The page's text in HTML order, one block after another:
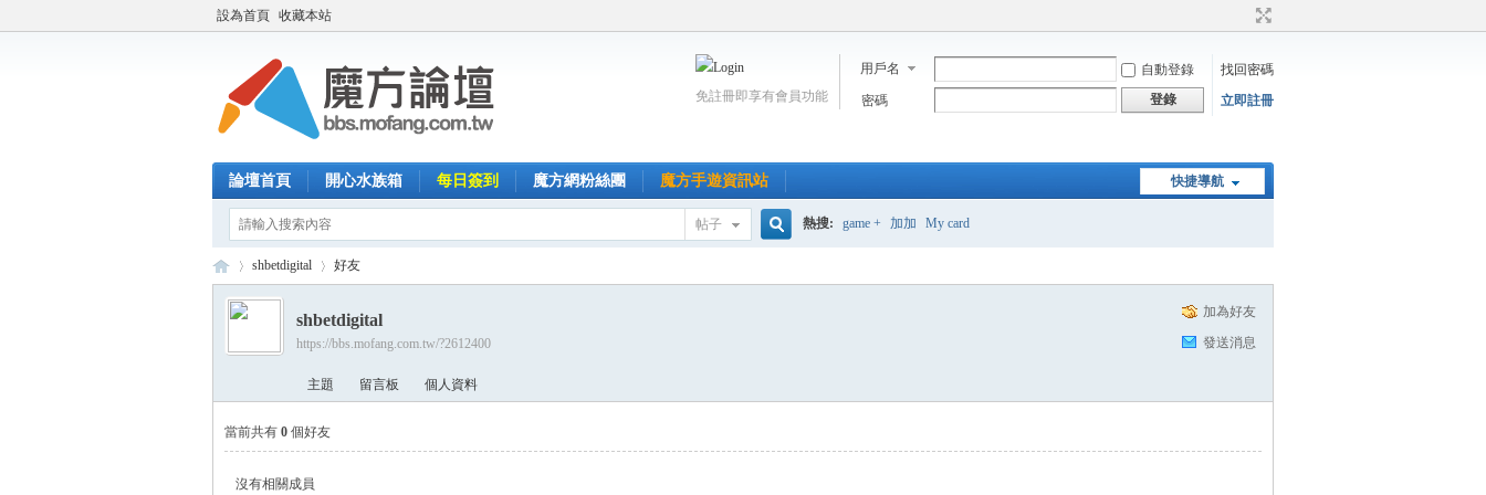
設為首頁 收藏本站
用戶名 自動登錄
找回密碼
密碼
登錄 立即註冊
免註冊即享有會員功能
快捷導航
論壇首頁 開心水族箱 每日簽到 魔方網粉絲團 魔方手遊資訊站
帖子 熱搜: game + 加加 My card
›
shbetdigital 好友
加為好友
發送消息
shbetdigital
https://bbs.mofang.com.tw/?2612400
主題 留言板 個人資料
當前共有 0 個好友
沒有相關成員